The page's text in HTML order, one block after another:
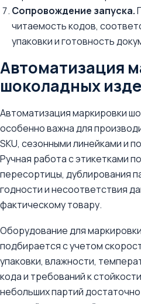
Сопровождение запуска.
читаемость кодов,
упаковки и готовность
Автоматизация
шоколадных
Автоматизация маркировки
особенно важна для
SKU, сезонными линейками и
Ручная работа с этикетками
пересортицы, дублирования
годности и несоответствия
фактическому товару.
Оборудование для
подбирается с учетом
упаковки, влажности,
кода и требований к
небольших партий